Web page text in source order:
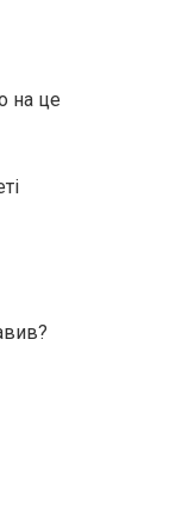
на це